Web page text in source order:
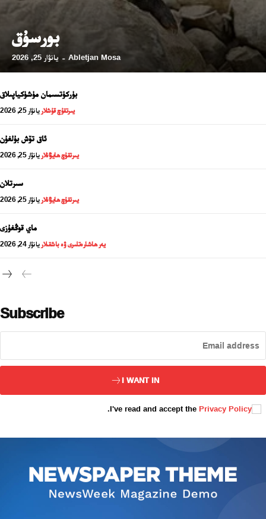
بىزنى قوللاڭ
ئالاقىلىشىش
سەھىپىلىرىمىز
بورسۇق
Abletjan Mosa
- يانۋار 25, 2026
بۈركۈتسىمان مۈشۈكياپىلاق
يىرتقۇچ قۇشلار يانۋار 25, 2026
ئاق تۆش بۇلغۇن
يىرتقۇچ ھايۋانلار يانۋار 25, 2026
سىرتلان
يىرتقۇچ ھايۋانلار يانۋار 25, 2026
ماي قوڭغۇزى
يەر ھاشارەتلىرى ۋە باشقىلار يانۋار 24, 2026
Subscribe
I WANT IN
I've read and accept the Privacy Policy
.